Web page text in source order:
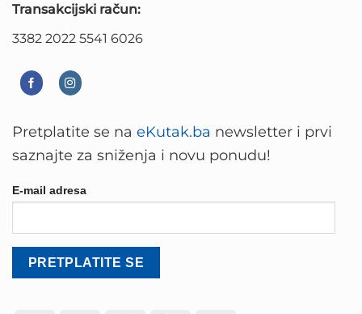
Transakcijski račun:
3382 2022 5541 6026
Pretplatite se na eKutak.ba newsletter i prvi
saznajte za sniženja i novu ponudu!
E-mail adresa